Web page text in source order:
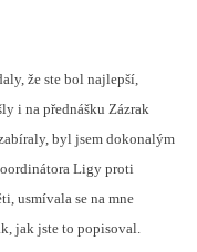
že ste bol najlepší,
i na přednášku Zázrak
byl jsem dokonalým
Ligy proti
usmívala se na mne
jak jste to popisoval.